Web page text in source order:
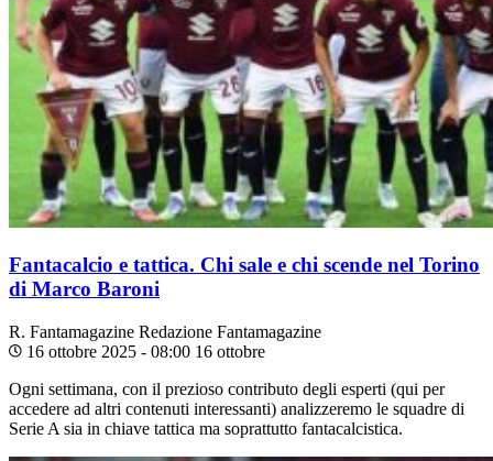
Fantacalcio e tattica. Chi sale e chi scende nel Torino
di Marco Baroni
R. Fantamagazine Redazione Fantamagazine
16 ottobre 2025 - 08:00 16 ottobre
Ogni settimana, con il prezioso contributo degli esperti (qui per
accedere ad altri contenuti interessanti) analizzeremo le squadre di
Serie A sia in chiave tattica ma soprattutto fantacalcistica.